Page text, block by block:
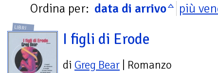
Ordina per: data di arrivo più
LIBRI
I figli di Erode
di Greg Bear | Romanzo